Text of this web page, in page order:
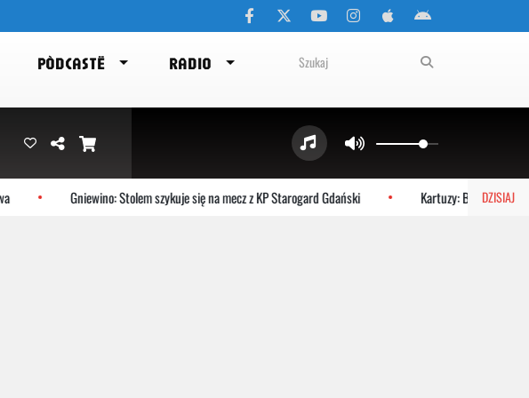
PÒDCASTË RADIO
DZISIAJ
Gniewino: Stolem szykuje się na mecz z KP Starogard Gdański Kartuzy: Bezpłatne